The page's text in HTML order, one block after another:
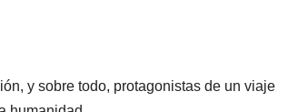
y sobre todo, ‌protagonistas de un viaje